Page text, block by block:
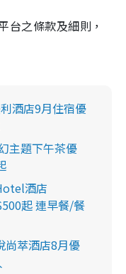
台之條款及細則，
酒店9月住宿優
主題下午茶優
酒店
起 連早餐/餐
尚萃酒店8月優